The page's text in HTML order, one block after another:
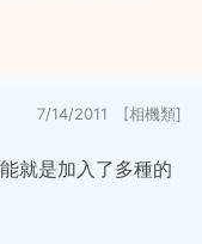
7/14/2011 [相機類]
就是加入了多種的